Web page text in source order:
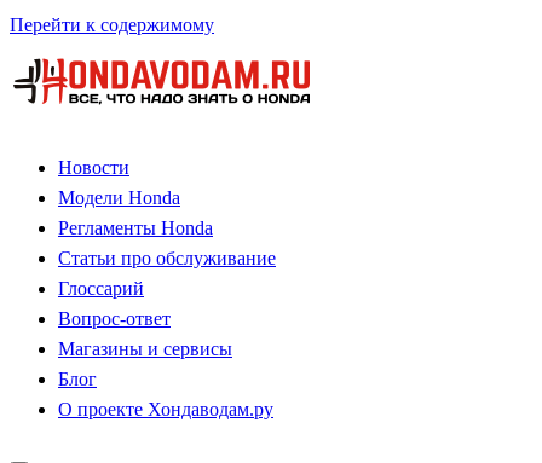
Перейти к содержимому
Новости
Модели Honda
Регламенты Honda
Статьи про обслуживание
Глоссарий
Вопрос-ответ
Магазины и сервисы
Блог
О проекте Хондаводам.ру